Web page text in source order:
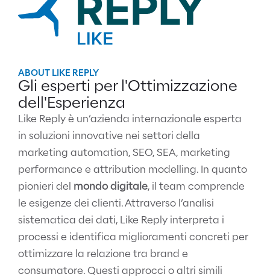
ABOUT LIKE REPLY
Gli esperti per l'Ottimizzazione
dell'Esperienza
Like Reply è un’azienda internazionale esperta
in soluzioni innovative nei settori della
marketing automation, SEO, SEA, marketing
performance e attribution modelling. In quanto
pionieri del mondo digitale, il team comprende
le esigenze dei clienti. Attraverso l’analisi
sistematica dei dati, Like Reply interpreta i
processi e identifica miglioramenti concreti per
ottimizzare la relazione tra brand e
consumatore. Questi approcci o altri simili